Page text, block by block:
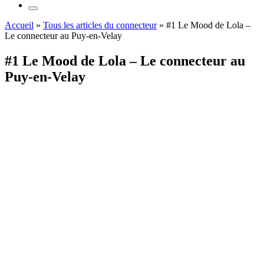
Accueil » Tous les articles du connecteur» #1 Le Mood de Lola –
Le connecteur au Puy-en-Velay
#1 Le Mood de Lola – Le connecteur au
Puy-en-Velay